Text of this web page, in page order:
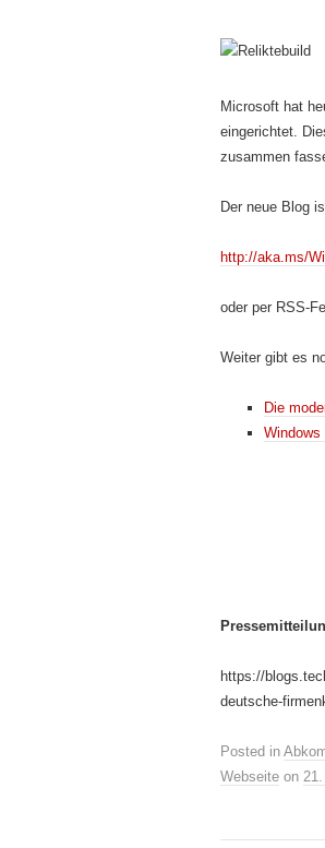
Microsoft hat
eingerichtet.
zusammen
Der neue Blog
http://aka.ms/
oder per RSS-
Weiter gibt es
Die
https://
deutsche-
Posted in
Webseite on